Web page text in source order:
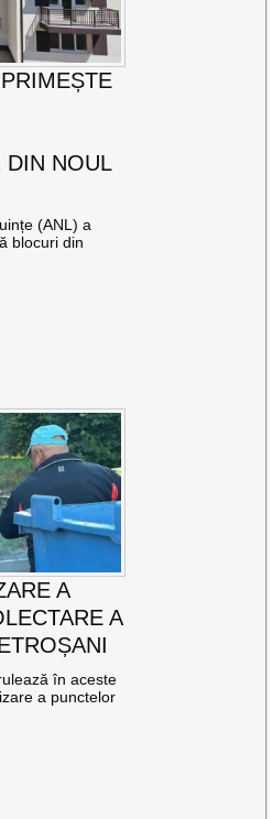
DIN NOUL
(ANL) a
blocuri din
A
A
în aceste
a punctelor